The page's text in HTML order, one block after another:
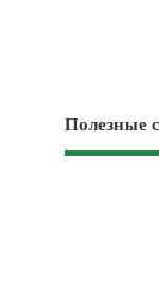
Полезные